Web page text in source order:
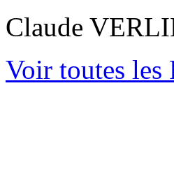
Claude
Voir toutes les